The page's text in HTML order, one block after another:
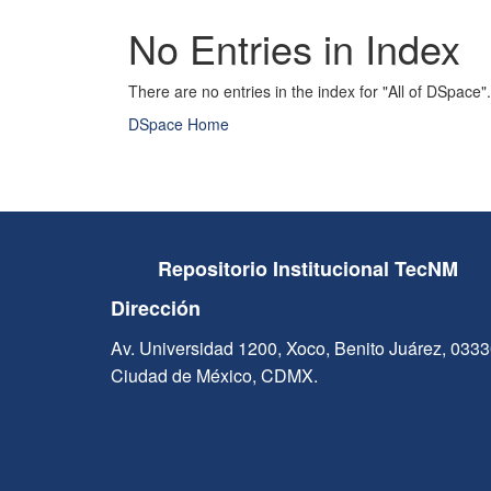
No Entries in Index
There are no entries in the index for "All of DSpace".
DSpace Home
Repositorio Institucional TecNM
Dirección
Av. Universidad 1200, Xoco, Benito Juárez,
Ciudad de México, CDMX.